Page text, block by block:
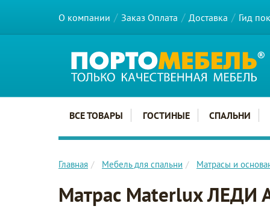
О компании Заказ Оплата Доставка Гид
Главное меню сайта
ВСЕ ТОВАРЫ ГОСТИНЫЕ СПАЛЬНИ
Главная Мебель для спальни Матрасы и
Матрас Materlux ЛЕДИ